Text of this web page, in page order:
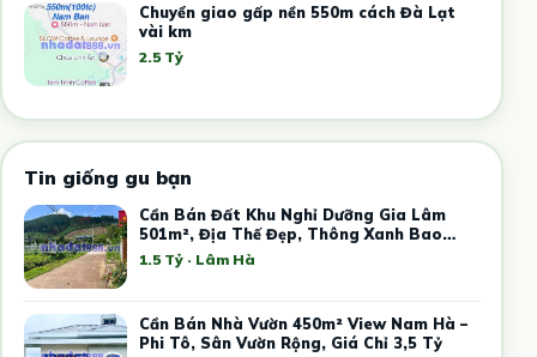
Chuyển giao gấp nền 550m cách Đà Lạt
vài km
2.5 Tỷ
Tin giống gu bạn
Cần Bán Đất Khu Nghỉ Dưỡng Gia Lâm
501m², Địa Thế Đẹp, Thông Xanh Bao
Quanh
1.5 Tỷ · Lâm Hà
Cần Bán Nhà Vườn 450m² View Nam Hà –
Phi Tô, Sân Vườn Rộng, Giá Chỉ 3,5 Tỷ